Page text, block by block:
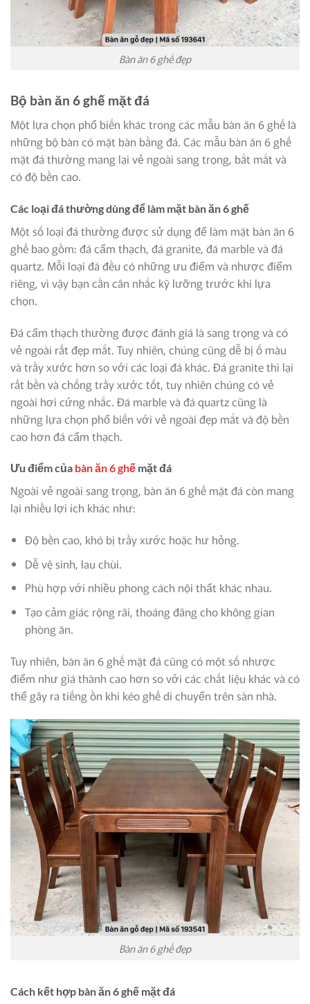
Bàn ăn 6 ghế đẹp
Bộ bàn ăn 6 ghế mặt đá
Một lựa chọn phổ biến khác trong các mẫu bàn ăn 6 ghế là
những bộ bàn có mặt bàn bằng đá. Các mẫu bàn ăn 6 ghế
mặt đá thường mang lại vẻ ngoài sang trọng, bắt mắt và
có độ bền cao.
Các loại đá thường dùng để làm mặt bàn ăn 6 ghế
Một số loại đá thường được sử dụng để làm mặt bàn ăn 6
ghế bao gồm: đá cẩm thạch, đá granite, đá marble và đá
quartz. Mỗi loại đá đều có những ưu điểm và nhược điểm
riêng, vì vậy bạn cần cân nhắc kỹ lưỡng trước khi lựa
chọn.
Đá cẩm thạch thường được đánh giá là sang trọng và có
vẻ ngoài rất đẹp mắt. Tuy nhiên, chúng cũng dễ bị ố màu
và trầy xước hơn so với các loại đá khác. Đá granite thì lại
rất bền và chống trầy xước tốt, tuy nhiên chúng có vẻ
ngoài hơi cứng nhắc. Đá marble và đá quartz cũng là
những lựa chọn phổ biến với vẻ ngoài đẹp mắt và độ bền
cao hơn đá cẩm thạch.
Ưu điểm của bàn ăn 6 ghế mặt đá
Ngoài vẻ ngoài sang trọng, bàn ăn 6 ghế mặt đá còn mang
lại nhiều lợi ích khác như:
Độ bền cao, khó bị trầy xước hoặc hư hỏng.
Dễ vệ sinh, lau chùi.
Phù hợp với nhiều phong cách nội thất khác nhau.
Tạo cảm giác rộng rãi, thoáng đãng cho không gian
phòng ăn.
Tuy nhiên, bàn ăn 6 ghế mặt đá cũng có một số nhược
điểm như giá thành cao hơn so với các chất liệu khác và có
thể gây ra tiếng ồn khi kéo ghế di chuyển trên sàn nhà.
Bàn ăn 6 ghế đẹp
Cách kết hợp bàn ăn 6 ghế mặt đá